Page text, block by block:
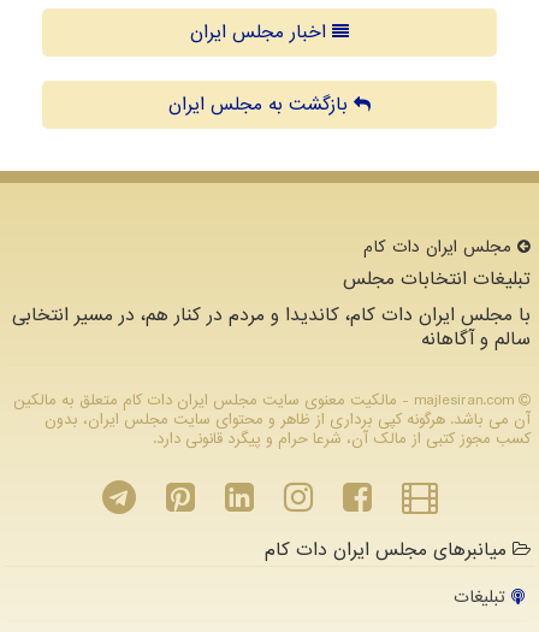
اخبار مجلس ایران
بازگشت به مجلس ایران
مجلس ایران دات كام
تبلیغات انتخابات مجلس
با مجلس ایران دات کام، کاندیدا و مردم در کنار هم، در مسیر انتخابی
سالم و آگاهانه
majlesiran.com - مالکیت معنوی سایت مجلس ایران دات كام متعلق به مالکین
آن می باشد. هرگونه کپی برداری از ظاهر و محتوای سایت مجلس ایران، بدون
کسب مجوز کتبی از مالک آن، شرعا حرام و پیگرد قانونی دارد.
میانبرهای مجلس ایران دات کام
تبلیغات